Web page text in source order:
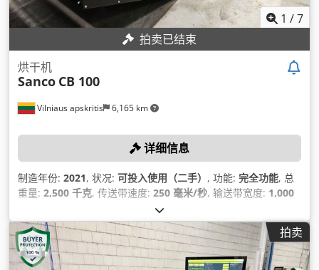
1 /7
拍卖已结束
Vilniaus apskritis 6,165 km
烘干机
Sanco CB 100
详细信息
制造年份: 2021, 状况: 可投入使用（二手） , 功能: 完全功能, 总
重量: 2,500 千克, 传送带速度: 250 毫米/秒, 输送带宽度: 1,000
, 机器/车辆编号:
位/小时,
拍卖